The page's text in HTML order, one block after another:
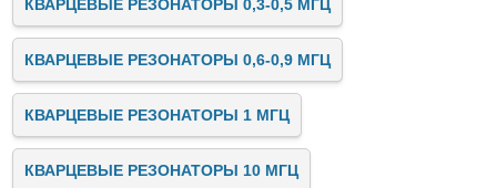
КВАРЦЕВЫЕ РЕЗОНАТОРЫ 0,3-0,5 МГЦ
КВАРЦЕВЫЕ РЕЗОНАТОРЫ 0,6-0,9 МГЦ
КВАРЦЕВЫЕ РЕЗОНАТОРЫ 1 МГЦ
КВАРЦЕВЫЕ РЕЗОНАТОРЫ 10 МГЦ